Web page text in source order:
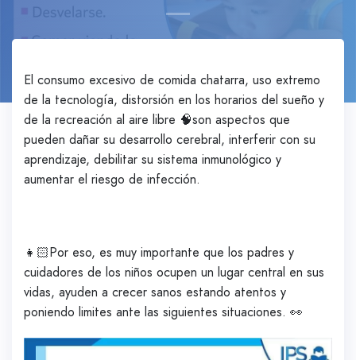
El consumo excesivo de comida chatarra, uso extremo
de la tecnología, distorsión en los horarios del sueño y
de la recreación al aire libre 🧠son aspectos que
pueden dañar su desarrollo cerebral, interferir con su
aprendizaje, debilitar su sistema inmunológico y
aumentar el riesgo de infección.
👧🏻Por eso, es muy importante que los padres y
cuidadores de los niños ocupen un lugar central en sus
vidas, ayuden a crecer sanos estando atentos y
poniendo limites ante las siguientes situaciones. 👀